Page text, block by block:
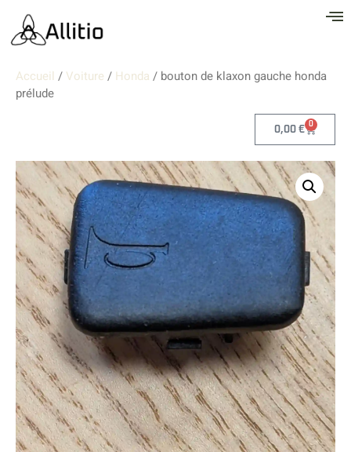
Accueil / Voiture / Honda / bouton de klaxon gauche honda
prélude
0,00 € 0